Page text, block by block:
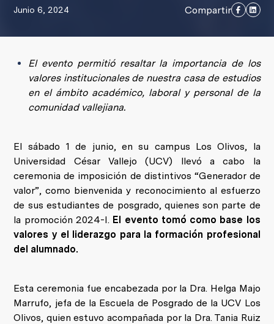
Junio 6, 2024 Compartir
El evento permitió resaltar la importancia de los
valores institucionales de nuestra casa de estudios
en el ámbito académico, laboral y personal de la
comunidad vallejiana.
El sábado 1 de junio, en su campus Los Olivos, la
Universidad César Vallejo (UCV) llevó a cabo la
ceremonia de imposición de distintivos “Generador de
valor”, como bienvenida y reconocimiento al esfuerzo
de sus estudiantes de posgrado, quienes son parte de
la promoción 2024-I. El evento tomó como base los
valores y el liderazgo para la formación profesional
del alumnado.
Esta ceremonia fue encabezada por la Dra. Helga Majo
Marrufo, jefa de la Escuela de Posgrado de la UCV Los
Olivos, quien estuvo acompañada por la Dra. Tania Ruiz